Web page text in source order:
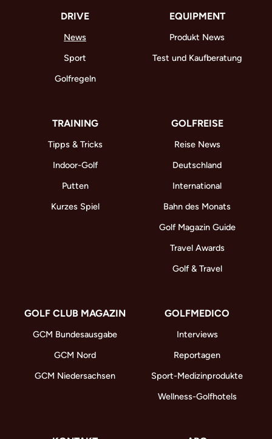
DRIVE
News
Sport
Golfregeln
EQUIPMENT
Produkt News
Test und Kaufberatung
TRAINING
Tipps & Tricks
Indoor-Golf
Putten
Kurzes Spiel
GOLFREISE
Reise News
Deutschland
International
Bahn des Monats
Golf Magazin Guide
Travel Awards
Golf & Travel
GOLF CLUB MAGAZIN
GCM Bundesausgabe
GCM Nord
GCM Niedersachsen
GOLFMEDICO
Interviews
Reportagen
Sport-Medizinprodukte
Wellness-Golfhotels